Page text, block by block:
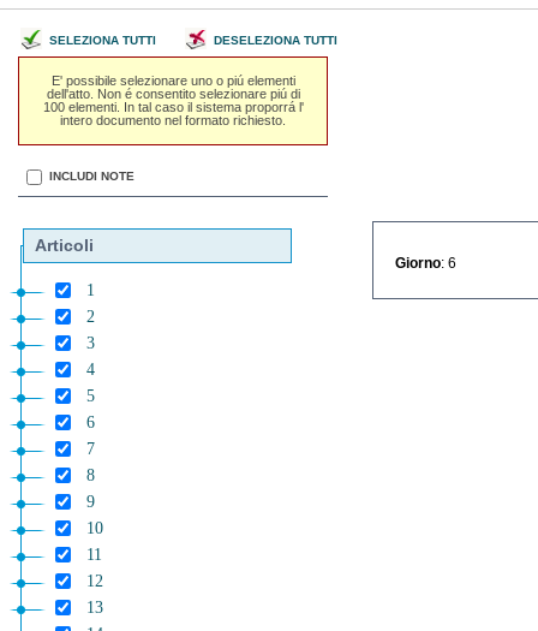
SELEZIONA TUTTI DESELEZIONA TUTTI
E' possibile selezionare uno o piú elementi
dell'atto. Non é consentito selezionare piú di
100 elementi. In tal caso il sistema proporrá l'
intero documento nel formato richiesto.
INCLUDI NOTE
Articoli
1
2
3
4
5
6
7
8
9
10
11
12
13
Giorno : 6